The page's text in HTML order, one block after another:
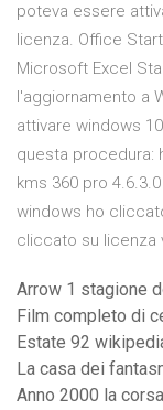
poteva essere
licenza. Office
Microsoft Excel
l'aggiornamento a
attivare windows
questa procedura:
kms 360 pro
windows ho
cliccato su licenza
Arrow 1 stagione
Film completo di
Estate 92
La casa dei
Anno 2000 la